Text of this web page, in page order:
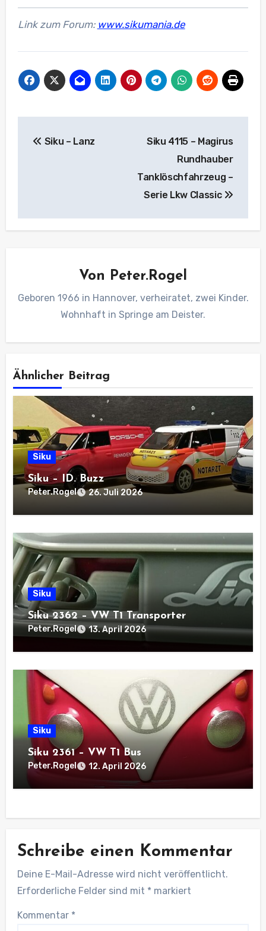
Link zum Forum: www.sikumania.de
Siku – Lanz
Siku 4115 – Magirus
Rundhauber
Tanklöschfahrzeug –
Serie Lkw Classic
Von Peter.Rogel
Geboren 1966 in Hannover, verheiratet, zwei Kinder.
Wohnhaft in Springe am Deister.
Ähnlicher Beitrag
Siku
Siku – ID. Buzz
Peter.Rogel 26. Juli 2026
Siku
Siku 2362 – VW T1 Transporter
Peter.Rogel 13. April 2026
Siku
Siku 2361 – VW T1 Bus
Peter.Rogel 12. April 2026
Schreibe einen Kommentar
Deine E-Mail-Adresse wird nicht veröffentlicht.
Erforderliche Felder sind mit * markiert
Kommentar *